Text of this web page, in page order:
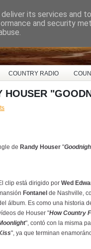
COUNTRY RADIO
HOUSER
de Randy Houser "
clip está dirigido por Wed
Fontanel de Nashville,
álbum. Es como una historia
de Houser "How Country
", contó con la misma
", ya que terminan
its services and
and security